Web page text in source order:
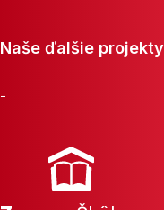
Naše ďalšie projekty
-